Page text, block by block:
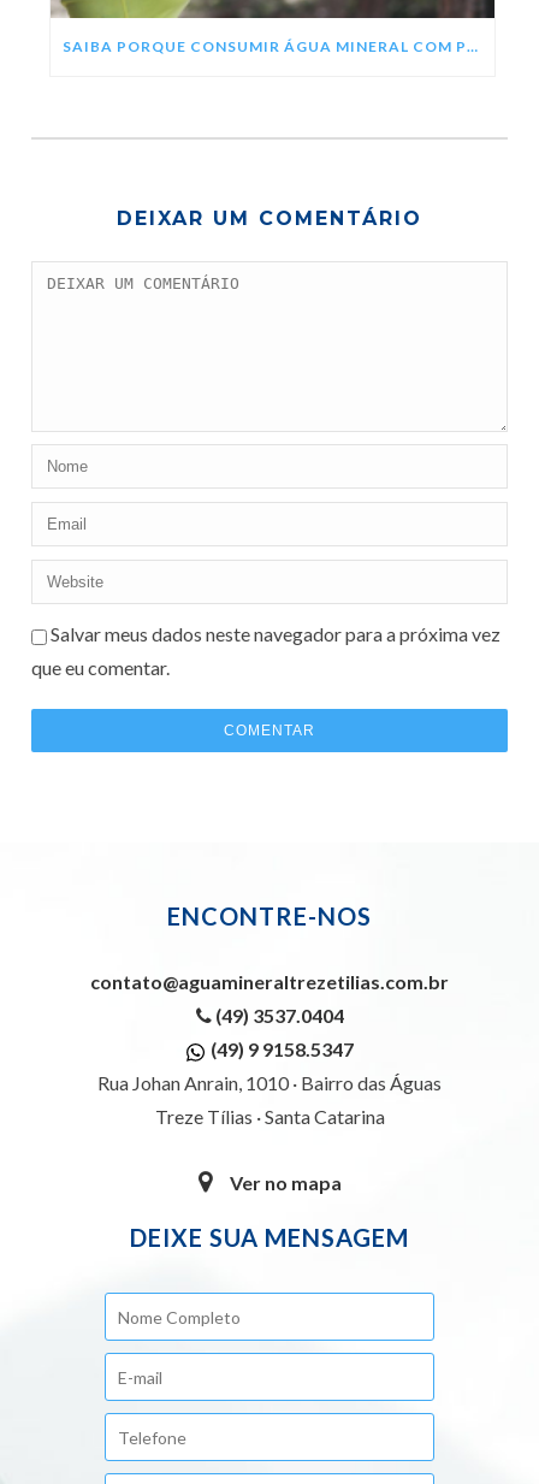
SAIBA PORQUE CONSUMIR ÁGUA MINERAL COM PH ALCALINO
DEIXAR UM COMENTÁRIO
Salvar meus dados neste navegador para a próxima vez
que eu comentar.
ENCONTRE-NOS
contato@aguamineraltrezetilias.com.br
(49) 3537.0404
(49) 9 9158.5347
Rua Johan Anrain, 1010 · Bairro das Águas
Treze Tílias · Santa Catarina
Ver no mapa
DEIXE SUA MENSAGEM